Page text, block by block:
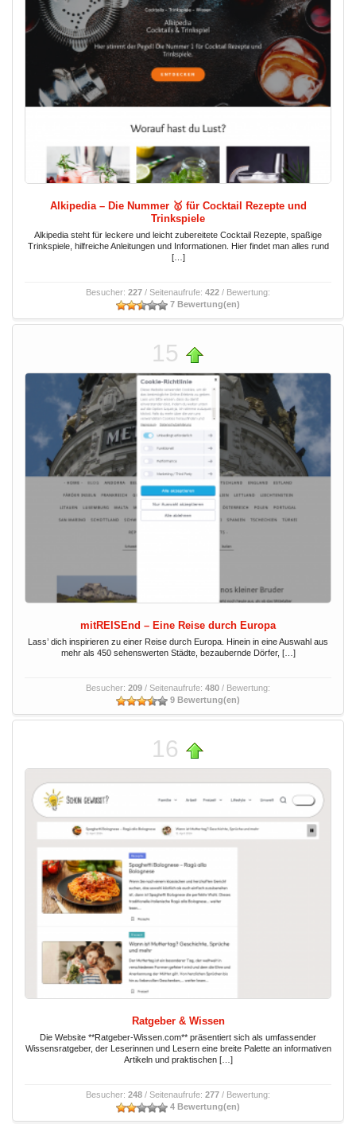
Alkipedia – Die Nummer 🥇 für Cocktail Rezepte und
Trinkspiele
Alkipedia steht für leckere und leicht zubereitete Cocktail Rezepte, spaßige
Trinkspiele, hilfreiche Anleitungen und Informationen. Hier findet man alles rund
[…]
Besucher: 227 / Seitenaufrufe: 422 / Bewertung:
7 Bewertung(en)
15
mitREISEnd – Eine Reise durch Europa
Lass’ dich inspirieren zu einer Reise durch Europa. Hinein in eine Auswahl aus
mehr als 450 sehenswerten Städte, bezaubernde Dörfer, […]
Besucher: 209 / Seitenaufrufe: 480 / Bewertung:
9 Bewertung(en)
16
Ratgeber & Wissen
Die Website **Ratgeber-Wissen.com** präsentiert sich als umfassender
Wissensratgeber, der Leserinnen und Lesern eine breite Palette an informativen
Artikeln und praktischen […]
Besucher: 248 / Seitenaufrufe: 277 / Bewertung:
4 Bewertung(en)